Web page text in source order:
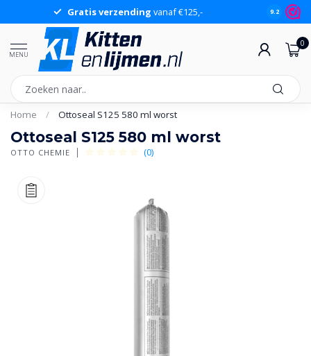
Gratis verzending vanaf €125,- 9.2
MENU
0
Home / Ottoseal S125 580 ml worst
Ottoseal S125 580 ml worst
OTTO CHEMIE (0)